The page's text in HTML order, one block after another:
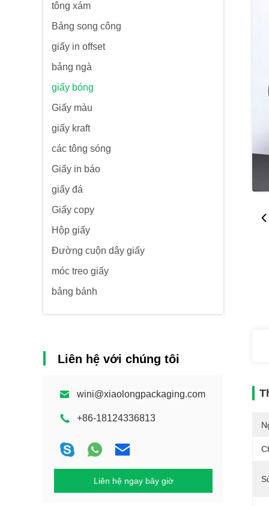
tông xám
Bảng song công
giấy in offset
bảng ngà
giấy bóng
Giấy màu
giấy kraft
các tông sóng
Giấy in báo
giấy đá
Giấy copy
Hộp giấy
Đường cuộn dây giấy
móc treo giấy
bảng bánh
Liên hệ với chúng tôi
wini@xiaolongpackaging.com
+86-18124336813
Liên hệ ngay bây giờ